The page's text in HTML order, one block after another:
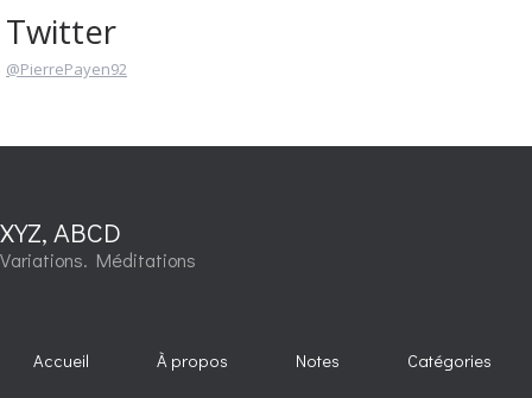
Twitter
@PierrePayen92
XYZ, ABCD
Variations. Méditations
Accueil À propos Notes Catégories